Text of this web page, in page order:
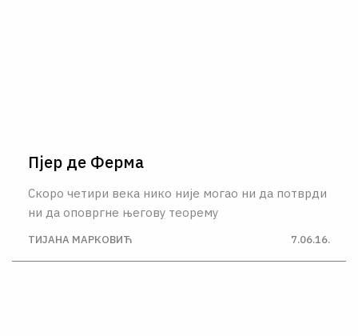
Пјер де Ферма
Скоро четири века нико није могао ни да потврди
ни да оповргне његову теорему
ТИЈАНА МАРКОВИЋ 7.06.16.